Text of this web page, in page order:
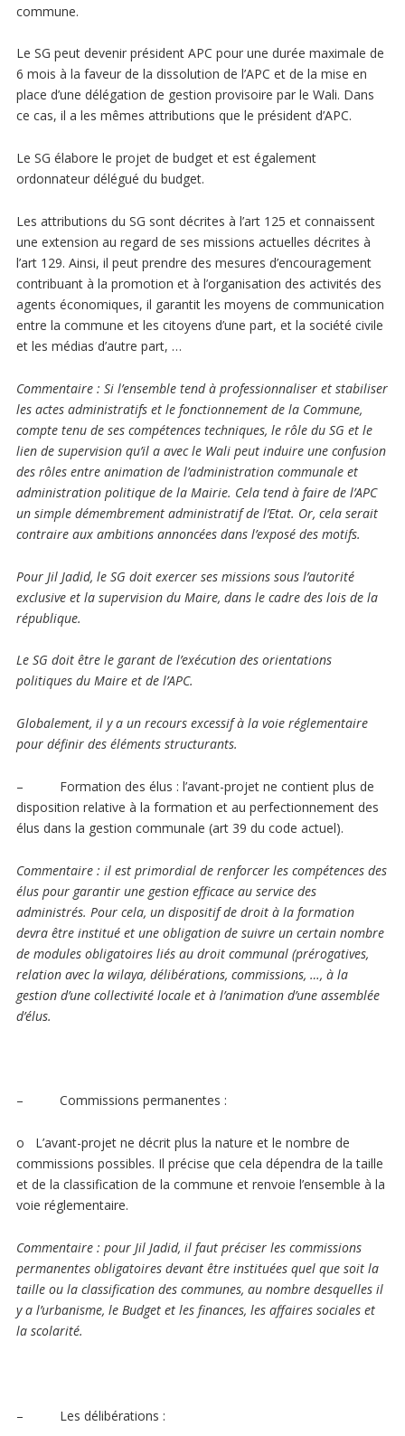
commune.
Le SG peut devenir président APC pour une durée maximale de
6 mois à la faveur de la dissolution de l’APC et de la mise en
place d’une délégation de gestion provisoire par le Wali. Dans
ce cas, il a les mêmes attributions que le président d’APC.
Le SG élabore le projet de budget et est également
ordonnateur délégué du budget.
Les attributions du SG sont décrites à l’art 125 et connaissent
une extension au regard de ses missions actuelles décrites à
l’art 129. Ainsi, il peut prendre des mesures d’encouragement
contribuant à la promotion et à l’organisation des activités des
agents économiques, il garantit les moyens de communication
entre la commune et les citoyens d’une part, et la société civile
et les médias d’autre part, …
Commentaire : Si l’ensemble tend à professionnaliser et stabiliser
les actes administratifs et le fonctionnement de la Commune,
compte tenu de ses compétences techniques, le rôle du SG et le
lien de supervision qu’il a avec le Wali peut induire une confusion
des rôles entre animation de l’administration communale et
administration politique de la Mairie. Cela tend à faire de l’APC
un simple démembrement administratif de l’Etat. Or, cela serait
contraire aux ambitions annoncées dans l’exposé des motifs.
Pour Jil Jadid, le SG doit exercer ses missions sous l’autorité
exclusive et la supervision du Maire, dans le cadre des lois de la
république.
Le SG doit être le garant de l’exécution des orientations
politiques du Maire et de l’APC.
Globalement, il y a un recours excessif à la voie réglementaire
pour définir des éléments structurants.
– Formation des élus : l’avant-projet ne contient plus de
disposition relative à la formation et au perfectionnement des
élus dans la gestion communale (art 39 du code actuel).
Commentaire : il est primordial de renforcer les compétences des
élus pour garantir une gestion efficace au service des
administrés. Pour cela, un dispositif de droit à la formation
devra être institué et une obligation de suivre un certain nombre
de modules obligatoires liés au droit communal (prérogatives,
relation avec la wilaya, délibérations, commissions, …, à la
gestion d’une collectivité locale et à l’animation d’une assemblée
d’élus.
– Commissions permanentes :
o L’avant-projet ne décrit plus la nature et le nombre de
commissions possibles. Il précise que cela dépendra de la taille
et de la classification de la commune et renvoie l’ensemble à la
voie réglementaire.
Commentaire : pour Jil Jadid, il faut préciser les commissions
permanentes obligatoires devant être instituées quel que soit la
taille ou la classification des communes, au nombre desquelles il
y a l’urbanisme, le Budget et les finances, les affaires sociales et
la scolarité.
– Les délibérations :